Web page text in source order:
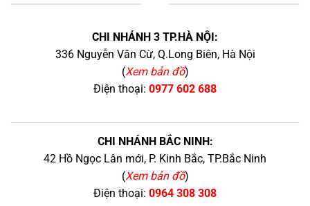
CHI NHÁNH 3 TP.HÀ NỘI:
336 Nguyễn Văn Cừ, Q.Long Biên, Hà Nội
(Xem bản đồ)
Điện thoại: 0977 602 688
CHI NHÁNH BẮC NINH:
42 Hồ Ngọc Lân mới, P. Kinh Bắc, TP.Bắc Ninh
(Xem bản đồ)
Điện thoại: 0964 308 308